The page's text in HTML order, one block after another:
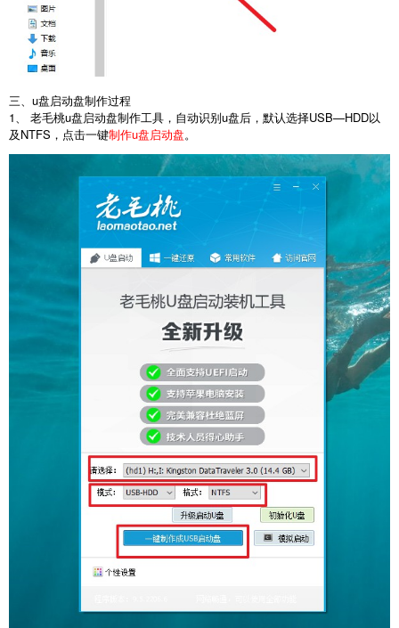
三、u盘启动盘制作过程
1、 老毛桃u盘启动盘制作工具，自动识别u盘后，默认选择USB—HDD以
及NTFS，点击一键制作u盘启动盘。